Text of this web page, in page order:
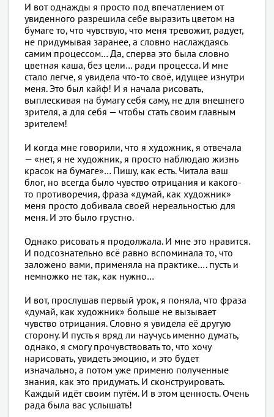
И вот однажды я просто под впечатлением от
увиденного разрешила себе выразить цветом на
бумаге то, что чувствую, что меня тревожит, радует,
не придумывая заранее, а словно наслаждаясь
самим процессом… Да, сперва это была словно
цветная каша, без цели… ради процесса. И мне
стало легче, я увидела что-то своё, идущее изнутри
меня. Это был кайф! И я начала рисовать,
выплескивая на бумагу себя саму, не для внешнего
зрителя, а для себя — чтобы стать своим главным
зрителем!
И когда мне говорили, что я художник, я отвечала
— «нет, я не художник, я просто наблюдаю жизнь
красок на бумаге»… Пишу, как есть. Читала ваш
блог, но всегда было чувство отрицания и какого-
то противоречия, фраза «думай, как художник»
меня просто добивала своей нереальностью для
меня. И это было грустно.
Однако рисовать я продолжала. И мне это нравится.
И подсознательно всё равно вспоминала то, что
заложено вами, применяла на практике…. пусть и
немножко не так, как нужно…
И вот, прослушав первый урок, я поняла, что фраза
«думай, как художник» больше не вызывает
чувство отрицания. Словно я увидела её другую
сторону. И пусть я вряд ли научусь именно думать,
однако, я смогу прочувствовать то, что хочу
нарисовать, увидеть эмоцию, и это будет
изначально, а потом уже применю полученные
знания, как это придумать. И сконструировать.
Каждый идёт своим путём. И в этом ценность. Очень
рада была вас услышать!